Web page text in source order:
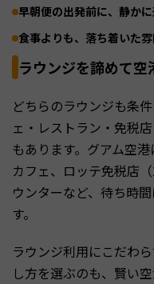
早朝便の出発前に、静か
食事よりも、落ち着いた
ラウンジを諦めて
どちらのラウンジも条
ェ・レストラン・免税
もあります。グアム空
カフェ、ロッテ免税店
ウンターなど、待ち時
す。
ラウンジ利用にこだわ
し方を選ぶのも、賢い